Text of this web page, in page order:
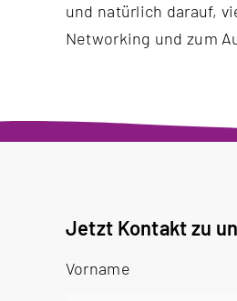
und natürlich darauf,
Networking und zum
Jetzt Kontakt zu
Vorname